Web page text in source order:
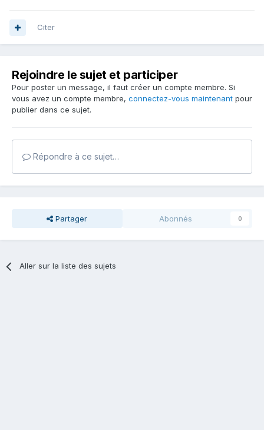
Citer
Rejoindre le sujet et participer
Pour poster un message, il faut créer un compte membre. Si
vous avez un compte membre, connectez-vous maintenant pour
publier dans ce sujet.
Répondre à ce sujet…
Partager Abonnés 0
Aller sur la liste des sujets